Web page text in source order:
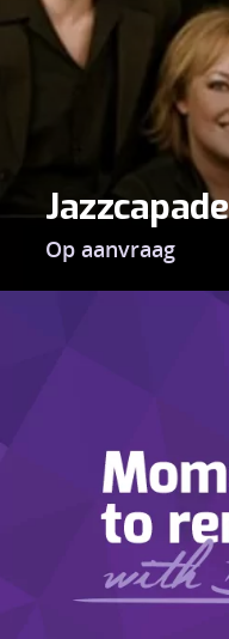
Jazzcapade
Op aanvraag